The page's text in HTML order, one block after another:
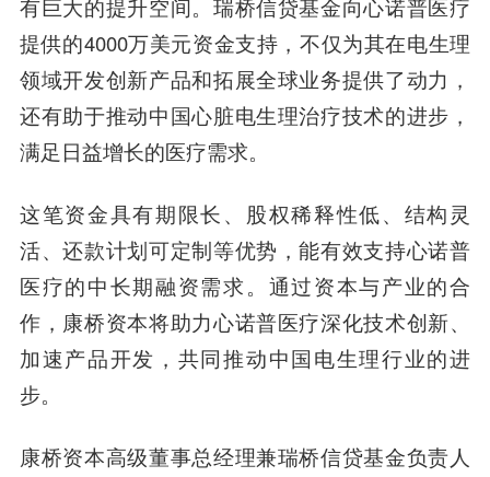
有巨大的提升空间。瑞桥信贷基金向心诺普医疗
提供的4000万美元资金支持，不仅为其在电生理
领域开发创新产品和拓展全球业务提供了动力，
还有助于推动中国心脏电生理治疗技术的进步，
满足日益增长的医疗需求。
这笔资金具有期限长、股权稀释性低、结构灵
活、还款计划可定制等优势，能有效支持心诺普
医疗的中长期融资需求。通过资本与产业的合
作，康桥资本将助力心诺普医疗深化技术创新、
加速产品开发，共同推动中国电生理行业的进
步。
康桥资本高级董事总经理兼瑞桥信贷基金负责人